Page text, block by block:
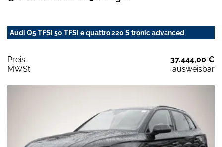
Audi Q5 TFSI 50 TFSI e quattro 220 S tronic advanced
Preis:
37.444,00 €
MWSt:
ausweisbar